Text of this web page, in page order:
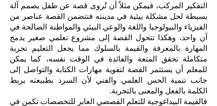
التفكير المركب، فيمكن مثلاً أن تُروى قصة عن طفل يصمم آلة
بسيطة لحل مشكلة بيئية في مدينته فتتضمن القصة عناصر من
الفيزياء والبيولوجيا واللغة والوعي البيئي والمواطنة الصالحة في
آن واحد، وهكذا تتحول القصة إلى مشروع تعلمي صغير يدمج
المهارة بالمعرفة والقيمة بالسلوك مما يجعل التعليم تجربة
متكاملة تحقق المتعة والفائدة في الوقت نفسه، كما يمكن
للمعلم أن يستثمر القصة لتقوية مهارات الكتابة والتواصل إلى
جانب تنمية الحس العلمي والفني لأن السرد بطبيعته يربط
الكلمة بالفعل والمعنى بالتجربة.
فالقيمة البيداغوجية للتعلم القصصي العابر للتخصصات تكمن في